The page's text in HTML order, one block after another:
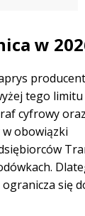
w
tego limitu
cyfrowy oraz
w obowiązki
się